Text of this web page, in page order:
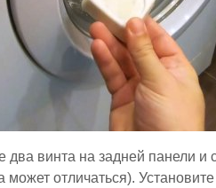
винта на задней панели
отличаться).